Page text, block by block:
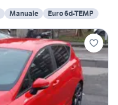
Manuale Euro 6d-TEMP